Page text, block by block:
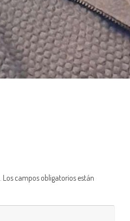
Los campos obligatorios están